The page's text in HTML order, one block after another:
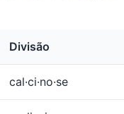
Divisão
cal·ci·no·se